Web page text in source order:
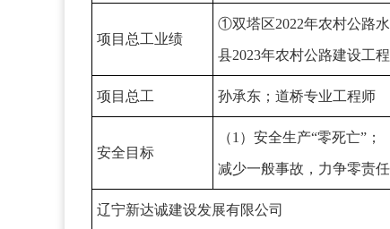
项目总工业绩
①双塔区2022年农村公路
县2023年农村公路建设工
项目总工 孙承东 ；道桥专业工程师
安全目标
（1）安全生产“零死亡”
减少一般事故，力争零责任
辽宁新达诚建设发展有限公司